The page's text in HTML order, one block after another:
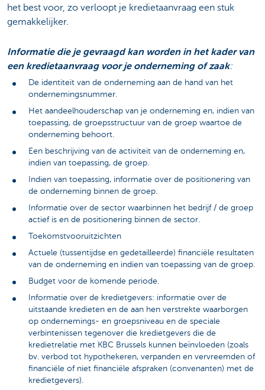
het best voor, zo verloopt je kredietaanvraag een stuk
gemakkelijker.
Informatie die je gevraagd kan worden in het kader van
een kredietaanvraag voor je onderneming of zaak:
De identiteit van de onderneming aan de hand van het
ondernemingsnummer.
Het aandeelhouderschap van je onderneming en, indien van
toepassing, de groepsstructuur van de groep waartoe de
onderneming behoort.
Een beschrijving van de activiteit van de onderneming en,
indien van toepassing, de groep.
Indien van toepassing, informatie over de positionering van
de onderneming binnen de groep.
Informatie over de sector waarbinnen het bedrijf / de groep
actief is en de positionering binnen de sector.
Toekomstvooruitzichten
Actuele (tussentijdse en gedetailleerde) financiële resultaten
van de onderneming en indien van toepassing van de groep.
Budget voor de komende periode.
Informatie over de kredietgevers: informatie over de
uitstaande kredieten en de aan hen verstrekte waarborgen
op ondernemings- en groepsniveau en de speciale
verbintenissen tegenover die kredietgevers die de
kredietrelatie met KBC Brussels kunnen beïnvloeden (zoals
bv. verbod tot hypothekeren, verpanden en vervreemden of
financiële of niet financiële afspraken (convenanten) met de
kredietgevers).